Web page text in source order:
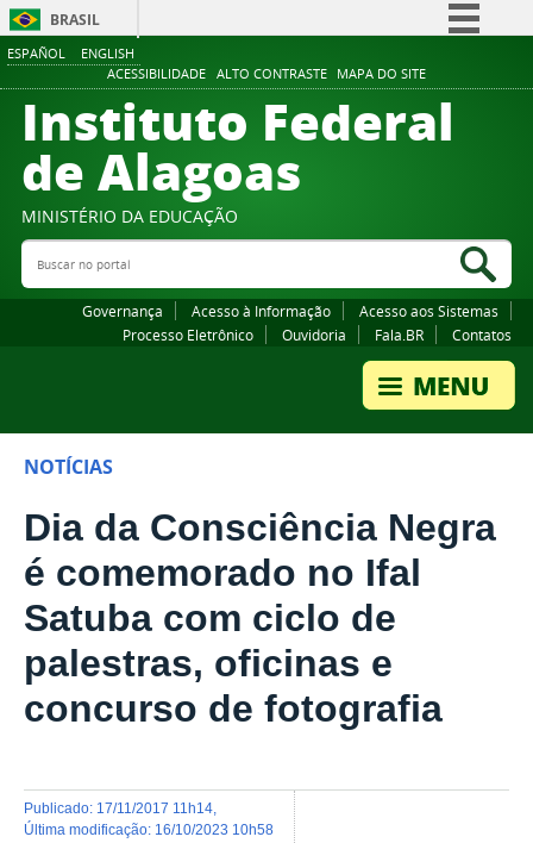
ESPAÑOL ENGLISH
ACESSIBILIDADE ALTO CONTRASTE MAPA DO SITE
BRASIL
Comunica BR
Participe
Canais
Instituto Federal
de Alagoas
MINISTÉRIO DA EDUCAÇÃO
Buscar no portal
Governança Acesso à Informação
Acesso aos Sistemas
Processo Eletrônico
Ouvidoria Fala.BR Contatos
NOTÍCIAS
Dia da Consciência Negra
é comemorado no Ifal
Satuba com ciclo de
palestras, oficinas e
concurso de fotografia
publicado: 17/11/2017 11h14
última modificação: 16/10/2023 10h58